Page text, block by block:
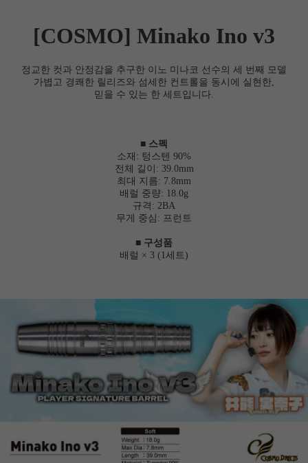
[COSMO] Minako Ino v3
정교한 컷과 안정감을 추구한 이노 미나코 선수의 세 번째 모델
가볍고 경쾌한 릴리즈와 섬세한 컨트롤을 동시에 실현한,
믿을 수 있는 한 세트입니다.
■ 스펙
소재: 텅스텐 90%
전체 길이: 39.0mm
최대 지름: 7.8mm
배럴 중량: 18.0g
규격: 2BA
무게 중심: 프런트
■ 구성품
배럴 × 3 (1세트)